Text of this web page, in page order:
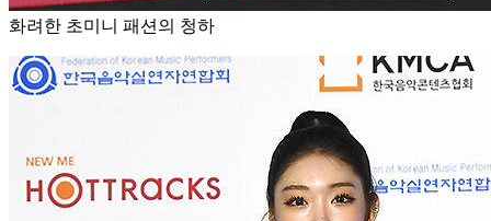
화려한 초미니 패션의 청하